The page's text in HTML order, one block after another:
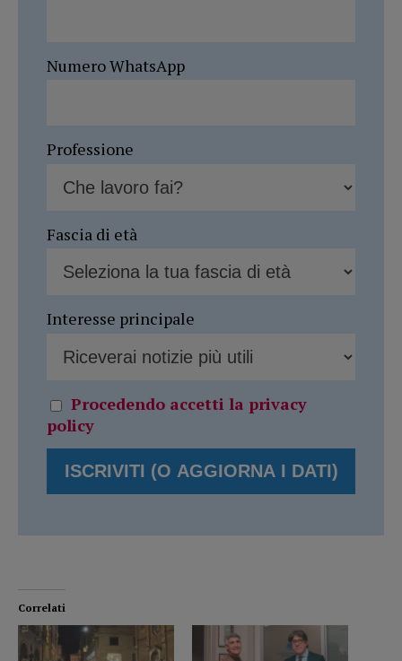
Numero WhatsApp
Professione
Fascia di età
Interesse principale
Procedendo accetti la privacy
policy
Correlati